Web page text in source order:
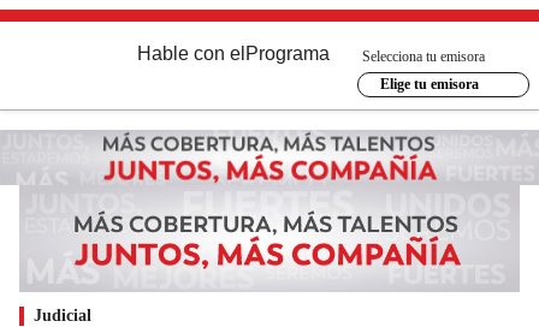
Hable con el Programa
Selecciona tu emisora
Elige tu emisora
Judicial